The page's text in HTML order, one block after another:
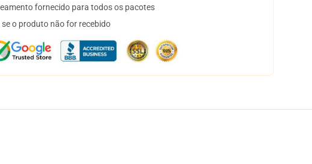
fornecido para todos os pacotes
o produto não for recebido